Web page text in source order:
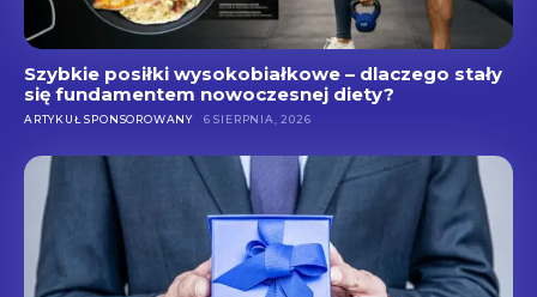
Szybkie posiłki wysokobiałkowe – dlaczego stały
się fundamentem nowoczesnej diety?
ARTYKUŁ SPONSOROWANY 6 SIERPNIA, 2026